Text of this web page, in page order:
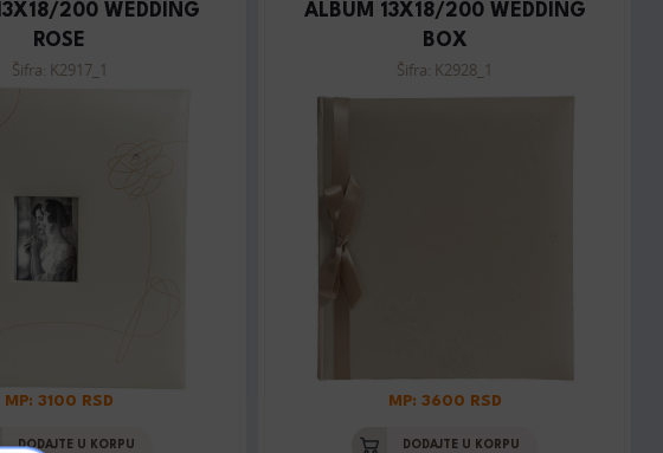
200 WEDDING
ROSE
Šifra: K2917_1
MP: 3100 RSD
DODAJTE U KORPU
ALBUM 13X18/200 WEDDING
BOX
Šifra: K2928_1
MP: 3600 RSD
DODAJTE U KORPU